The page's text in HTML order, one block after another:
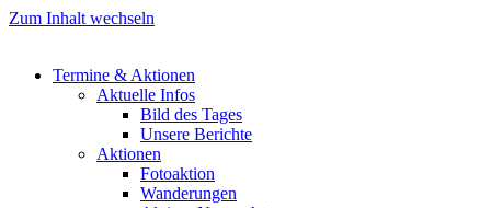
Zum Inhalt wechseln
Termine & Aktionen
Aktuelle Infos
Bild des Tages
Unsere Berichte
Aktionen
Fotoaktion
Wanderungen